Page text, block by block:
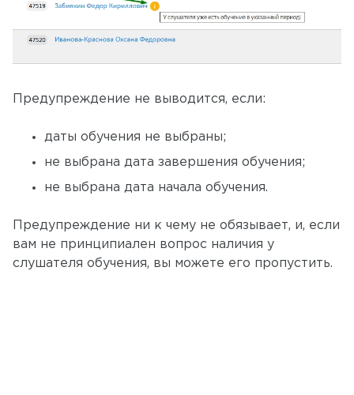
Предупреждение не выводится, если:
даты обучения не выбраны;
не выбрана дата завершения обучения;
не выбрана дата начала обучения.
Предупреждение ни к чему не обязывает, и, если
вам не принципиален вопрос наличия у
слушателя обучения, вы можете его пропустить.